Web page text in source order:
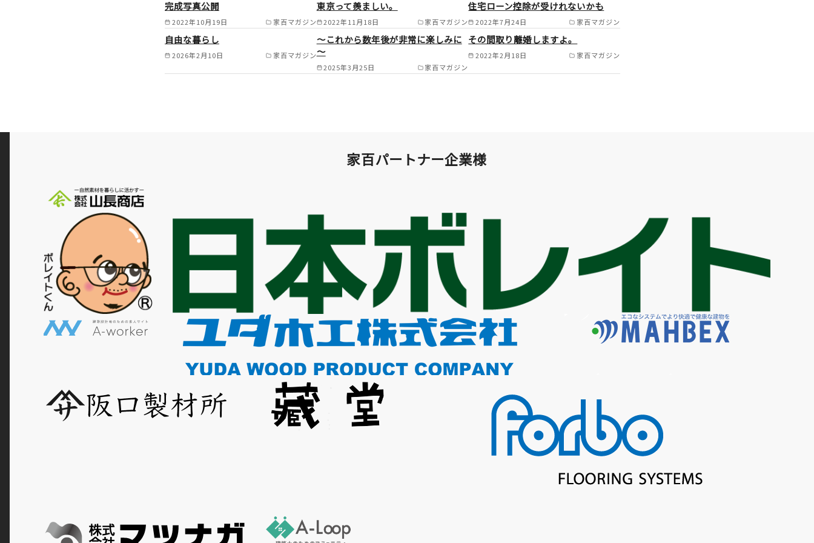
木市/摂津市/明石市/尼崎市/播磨町/猪名川町/加古郡/三木市/芦
屋市/豊能郡/箕面市/池田市/ /
2022年10月19日 家百マガジン
完成写真公開
2022年11月18日 家百マガジン
東京って羨ましい。
2022年7月24日 家百マガジン
住宅ローン控除が受けれないかも
2026年2月10日 家百マガジン
自由な暮らし
2025年3月25日 家百マガジン
～これから数年後が非常に楽しみに
～
2022年2月18日 家百マガジン
その間取り離婚しますよ。
家百パートナー企業様